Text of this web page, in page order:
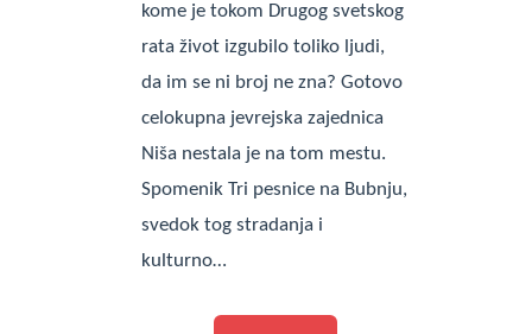
kome je tokom Drugog svetskog
rata život izgubilo toliko ljudi,
da im se ni broj ne zna? Gotovo
celokupna jevrejska zajednica
Niša nestala je na tom mestu.
Spomenik Tri pesnice na Bubnju,
svedok tog stradanja i
kulturno…